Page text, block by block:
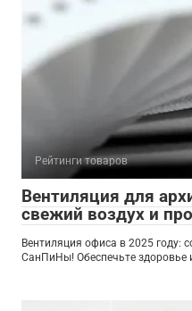
Рейтинги товаров
Вентиляция для
свежий воздух и
Вентиляция офиса в 2025
СанПиНы! Обеспечьте здоровье